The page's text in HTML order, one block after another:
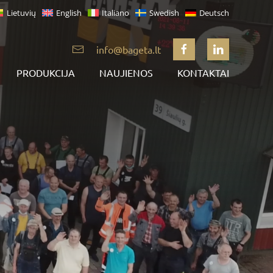
Lietuvių English Italiano Swedish Deutsch
info@bageta.lt
PRODUKCIJA
NAUJIENOS KONTAKTAI